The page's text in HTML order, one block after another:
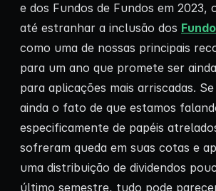
e dos Fundos de Fundos em 2023,
até estranhar a inclusão dos
como uma de nossas principais
para um ano que promete ser
para aplicações mais arriscadas.
ainda o fato de que estamos
especificamente de papéis
sofreram queda em suas cotas e
uma distribuição de dividendos
último semestre, tudo pode